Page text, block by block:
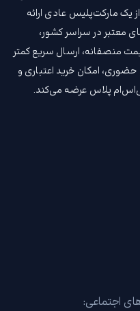
یک مارکت‌پلیس عادی ارائه
معتبر در سراسر کشور،
منصفانه، ارسال سریع کمتر
حضوری، امکان خرید اعتباری و
پلاس عرضه می‌کند.
اجتماعی: